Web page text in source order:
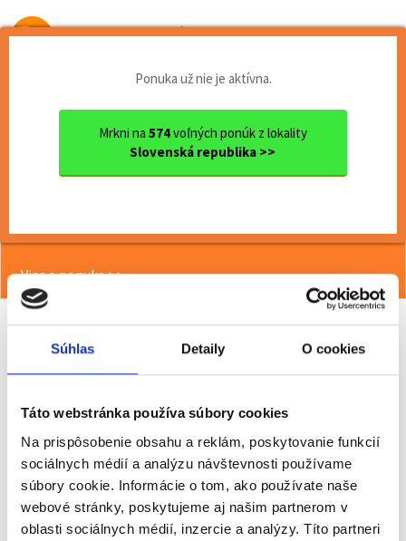
Súhlas Detaily O cookies
Táto webstránka používa súbory cookies
Na prispôsobenie obsahu a reklám, poskytovanie funkcií
sociálnych médií a analýzu návštevnosti používame
súbory cookie. Informácie o tom, ako používate naše
webové stránky, poskytujeme aj našim partnerom v
oblasti sociálnych médií, inzercie a analýzy. Títo partneri
Od prvej brigády
Ponuka už nie je aktívna.
Mrkni na 574voľných ponúk z lokality
Slovenská republika >>
<< Späť
Viac o ponuke >>
Poslať na email
Upozorniť na inzerát
Pridať do obľúbených